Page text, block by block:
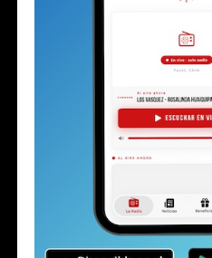
(Apoya el periodismo local
haciéndote socio de La Voz